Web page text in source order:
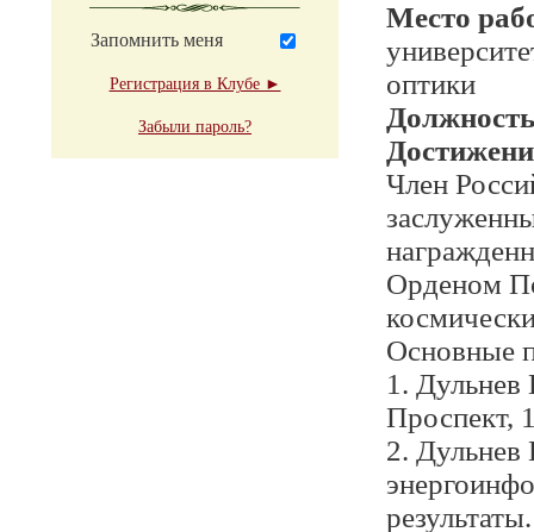
Запомнить меня
Регистрация в Клубе ►
Забыли пароль?
Место
оптики
Член
Орденом
Основные
1.
Проспект,
2. Дульнев